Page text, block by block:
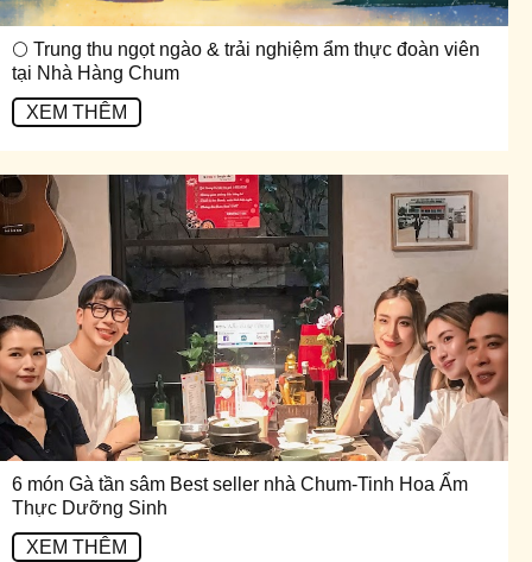
🌕 Trung thu ngọt ngào & trải nghiệm ẩm thực đoàn viên
tại Nhà Hàng Chum
XEM THÊM
6 món Gà tần sâm Best seller nhà Chum-Tinh Hoa Ẩm
Thực Dưỡng Sinh
XEM THÊM